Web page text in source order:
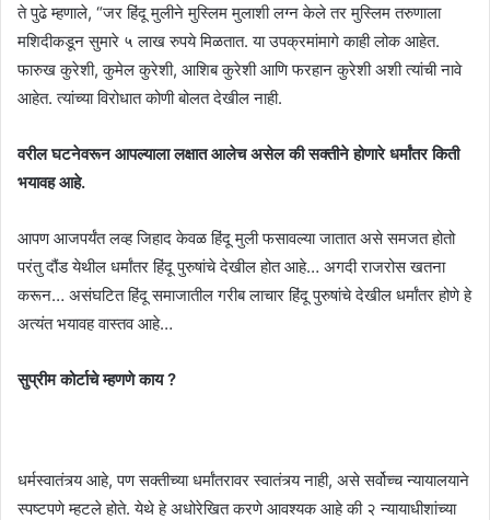
ते पुढे म्हणाले, “जर हिंदू मुलीने मुस्लिम मुलाशी लग्न केले तर मुस्लिम तरुणाला
मशिदीकडून सुमारे ५ लाख रुपये मिळतात. या उपक्रमांमागे काही लोक आहेत.
फारुख कुरेशी, कुमेल कुरेशी, आशिब कुरेशी आणि फरहान कुरेशी अशी त्यांची नावे
आहेत. त्यांच्या विरोधात कोणी बोलत देखील नाही.
वरील घटनेवरून आपल्याला लक्षात आलेच असेल की सक्तीने होणारे धर्मांतर किती
भयावह आहे.
आपण आजपर्यंत लव्ह जिहाद केवळ हिंदू मुली फसावल्या जातात असे समजत होतो
परंतु दौंड येथील धर्मांतर हिंदू पुरुषांचे देखील होत आहे… अगदी राजरोस खतना
करून… असंघटित हिंदू समाजातील गरीब लाचार हिंदू पुरुषांचे देखील धर्मांतर होणे हे
अत्यंत भयावह वास्तव आहे…
सुप्रीम कोर्टाचे म्हणणे काय ?
धर्मस्वातंत्र्य आहे, पण सक्तीच्या धर्मांतरावर स्वातंत्र्य नाही, असे सर्वोच्च न्यायालयाने
स्पष्टपणे म्हटले होते. येथे हे अधोरेखित करणे आवश्यक आहे की २ न्यायाधीशांच्या